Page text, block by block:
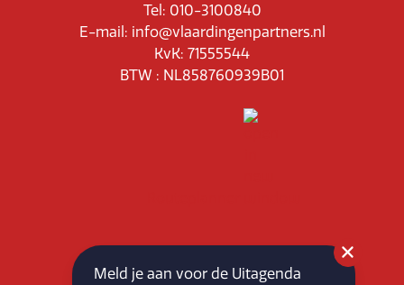
Tel: 010-3100840
E-mail: info@vlaardingenpartners.nl
KvK: 71555544
BTW : NL858760939B01
Meld je aan voor de Uitagenda